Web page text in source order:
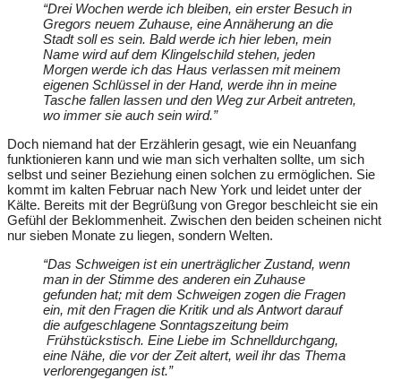
“Drei Wochen werde ich bleiben, ein erster Besuch in
Gregors neuem Zuhause, eine Annäherung an die
Stadt soll es sein. Bald werde ich hier leben, mein
Name wird auf dem Klingelschild stehen, jeden
Morgen werde ich das Haus verlassen mit meinem
eigenen Schlüssel in der Hand, werde ihn in meine
Tasche fallen lassen und den Weg zur Arbeit antreten,
wo immer sie auch sein wird.”
Doch niemand hat der Erzählerin gesagt, wie ein Neuanfang
funktionieren kann und wie man sich verhalten sollte, um sich
selbst und seiner Beziehung einen solchen zu ermöglichen. Sie
kommt im kalten Februar nach New York und leidet unter der
Kälte. Bereits mit der Begrüßung von Gregor beschleicht sie ein
Gefühl der Beklommenheit. Zwischen den beiden scheinen nicht
nur sieben Monate zu liegen, sondern Welten.
“Das Schweigen ist ein unerträglicher Zustand, wenn
man in der Stimme des anderen ein Zuhause
gefunden hat; mit dem Schweigen zogen die Fragen
ein, mit den Fragen die Kritik und als Antwort darauf
die aufgeschlagene Sonntagszeitung beim
Frühstückstisch. Eine Liebe im Schnelldurchgang,
eine Nähe, die vor der Zeit altert, weil ihr das Thema
verlorengegangen ist.”